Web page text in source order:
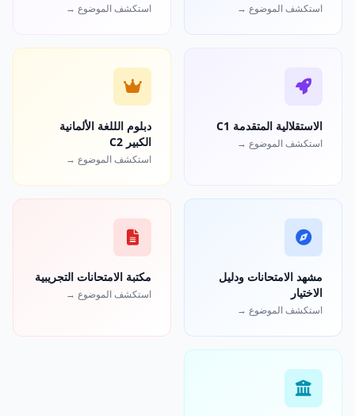
استكشف الموضوع → استكشف الموضوع →
الاستقلالية المتقدمة C1
استكشف الموضوع →
دبلوم الللغة الألمانية
الكبير C2
استكشف الموضوع →
مشهد الامتحانات ودليل
الاختيار
استكشف الموضوع →
مكتبة الامتحانات التجريبية
استكشف الموضوع →